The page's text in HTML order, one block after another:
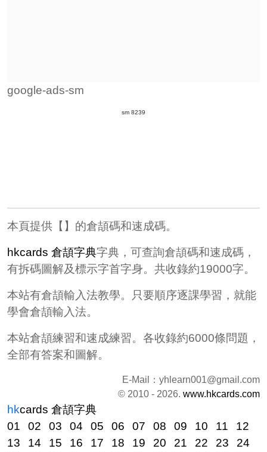
google-ads-sm
sm 8239
本頁提供【】的倉頡碼和速成碼。
hkcards 倉頡字典字典，可查詢倉頡碼和速成碼，
有拆碼圖解及標示字首字身。共收錄約19000字。
本站有倉頡輸入法教學。只要順序逐課學習，就能
學會倉頡輸入法。
本站倉頡練習和速成練習。各收錄約6000條問題，
全部有答案和圖解。
E-Mail： yhlearn001@gmail.com
© 2010 - 2026. www.hkcards.com
hkcards 倉頡字典
01
02 03 04 05 06 07 08 09 10 11
12
13
14 15 16 17 18 19 20 21 22 23
24